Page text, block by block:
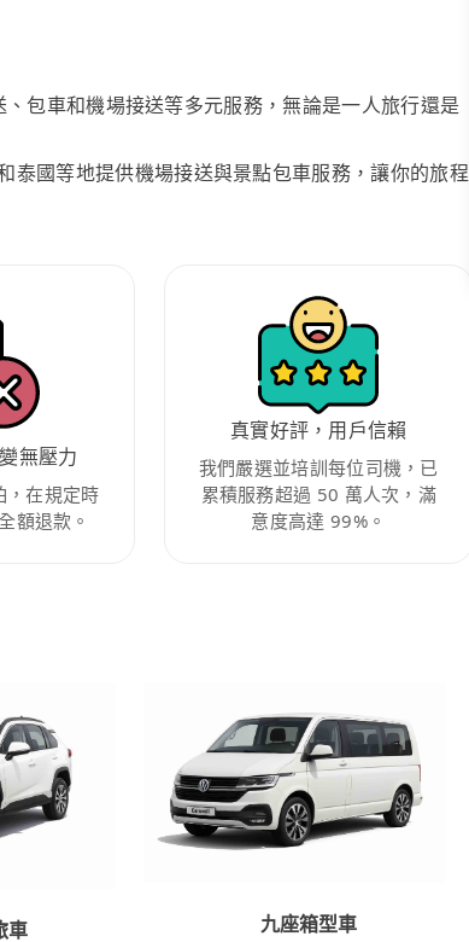
包車和機場接送等多元服務，無論是一人旅行還是
泰國等地提供機場接送與景點包車服務，讓你的旅程
無壓力
，在規定時
額退款。
真實好評，用戶信賴
我們嚴選並培訓每位司機，已
累積服務超過 50 萬人次，滿
意度高達 99%。
車
九座箱型車